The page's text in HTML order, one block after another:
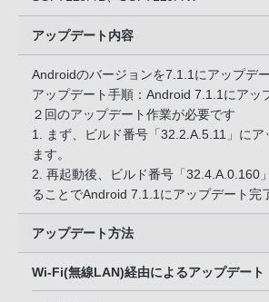
アップデート内容
Androidのバージョンを7.1.1にアップデ
アップデート手順：Android 7.1.1にアッ
２回のアップデート作業が必要です
1. まず、ビルド番号「32.2.A.5.11」に
ます。
2. 再起動後、ビルド番号「32.4.A.0.160
ることでAndroid 7.1.1にアップデート完
アップデート方法
Wi-Fi(無線LAN)経由によるアップデート